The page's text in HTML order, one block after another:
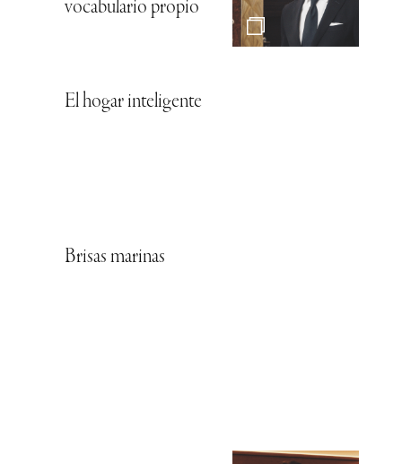
vocabulario propio
El hogar inteligente
Brisas marinas